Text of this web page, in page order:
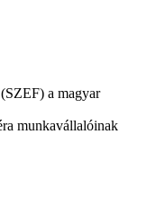
a magyar
munkavállalóinak